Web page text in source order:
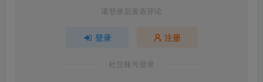
请登录后发表评论
登录 注册
社交账号登录